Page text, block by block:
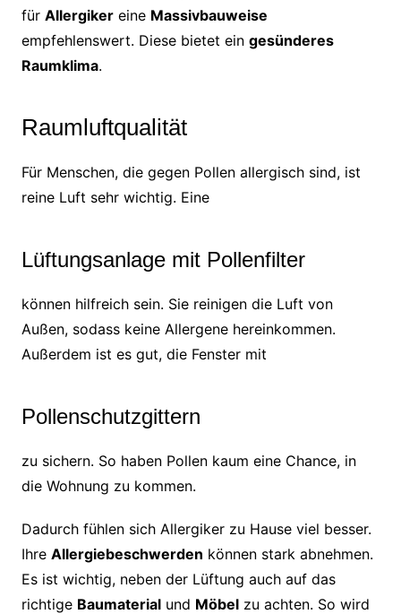
für Allergikereine Massivbauweise
empfehlenswert. Diese bietet ein gesünderes
Raumklima.
Raumluftqualität
Für Menschen, die gegen Pollen allergisch sind, ist
reine Luft sehr wichtig. Eine
Lüftungsanlage mit Pollenfilter
können hilfreich sein. Sie reinigen die Luft von
Außen, sodass keine Allergene hereinkommen.
Außerdem ist es gut, die Fenster mit
Pollenschutzgittern
zu sichern. So haben Pollen kaum eine Chance, in
die Wohnung zu kommen.
Dadurch fühlen sich Allergiker zu Hause viel besser.
Ihre Allergiebeschwerden können stark abnehmen.
Es ist wichtig, neben der Lüftung auch auf das
richtige Baumaterialund Möbelzu achten. So wird